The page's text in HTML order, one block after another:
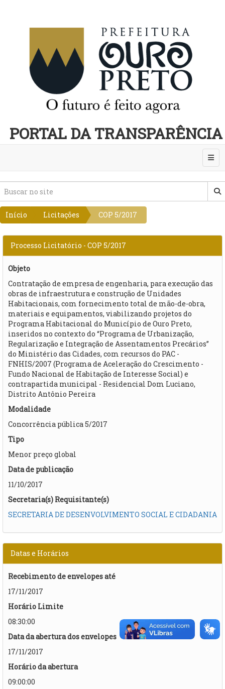
PORTAL DA TRANSPARÊNCIA
Início Licitações COP 5/2017
Processo Licitatório - COP 5/2017
Objeto
Contratação de empresa de engenharia, para execução das
obras de infraestrutura e construção de Unidades
Habitacionais, com fornecimento total de mão-de-obra,
materiais e equipamentos, viabilizando projetos do
Programa Habitacional do Município de Ouro Preto,
inseridos no contexto do “Programa de Urbanização,
Regularização e Integração de Assentamentos Precários”
do Ministério das Cidades, com recursos do PAC -
FNHIS/2007 (Programa de Aceleração do Crescimento -
Fundo Nacional de Habitação de Interesse Social) e
contrapartida municipal - Residencial Dom Luciano,
Distrito Antônio Pereira​
Modalidade
Concorrência pública 5/2017
Tipo
Menor preço global
Data de publicação
11/10/2017
Secretaria(s) Requisitante(s)
SECRETARIA DE DESENVOLVIMENTO SOCIAL E CIDADANIA
Datas e Horários
Recebimento de envelopes até
17/11/2017
Horário Limite
08:30:00
Data da abertura dos envelopes
17/11/2017
Horário da abertura
09:00:00